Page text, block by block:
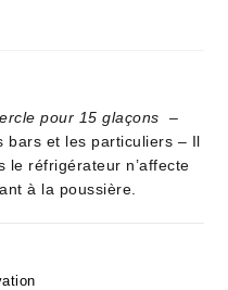
pour 15 glaçons
–
bars et les particuliers – Il
le réfrigérateur n’affecte
à la poussière.